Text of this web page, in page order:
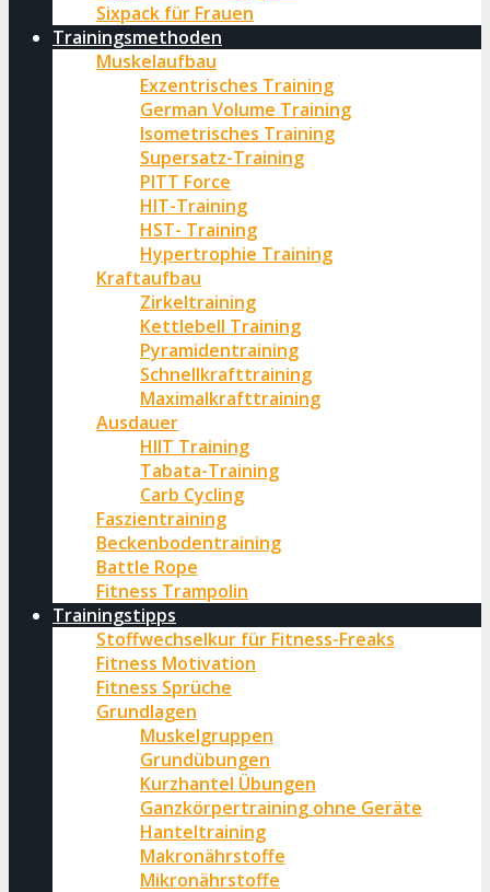
Sixpack für Frauen
Trainingsmethoden
Muskelaufbau
Exzentrisches Training
German Volume Training
Isometrisches Training
Supersatz-Training
PITT Force
HIT-Training
HST- Training
Hypertrophie Training
Kraftaufbau
Zirkeltraining
Kettlebell Training
Pyramidentraining
Schnellkrafttraining
Maximalkrafttraining
Ausdauer
HIIT Training
Tabata-Training
Carb Cycling
Faszientraining
Beckenbodentraining
Battle Rope
Fitness Trampolin
Trainingstipps
Stoffwechselkur für Fitness-Freaks
Fitness Motivation
Fitness Sprüche
Grundlagen
Muskelgruppen
Grundübungen
Kurzhantel Übungen
Ganzkörpertraining ohne Geräte
Hanteltraining
Makronährstoffe
Mikronährstoffe